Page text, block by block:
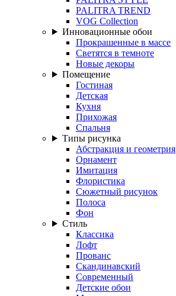
PALITRA TREND
VOG Collection
Инновационные обои
Прокрашенные в массе
Светятся в темноте
Новые декоры
Помещение
Гостиная
Детская
Кухня
Прихожая
Спальня
Типы рисунка
Абстракция и геометрия
Орнамент
Имитация
Флористика
Сюжетный рисунок
Полоса
Фон
Стиль
Классика
Лофт
Прованс
Скандинавский
Современный
Детские обои